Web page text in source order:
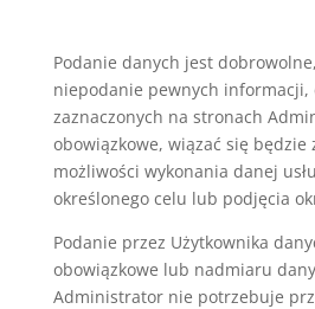
Podanie danych jest
niepodanie pewnych informacji,
zaznaczonych na stronach
obowiązkowe, wiązać się będzie
możliwości wykonania danej
określonego celu lub podjęcia
Podanie przez Użytkownika
obowiązkowe lub nadmiaru
Administrator nie potrzebuje